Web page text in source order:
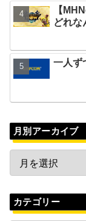
【
どれな
一人ず
月別アーカイブ
カテゴリー